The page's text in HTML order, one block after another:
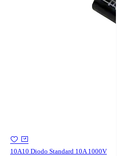
10A10 Diodo Standard 10A 1000V